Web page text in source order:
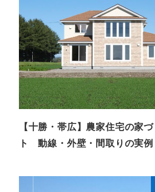
【十勝・帯広】農家住宅の家
ト 動線・外壁・間取りの実例